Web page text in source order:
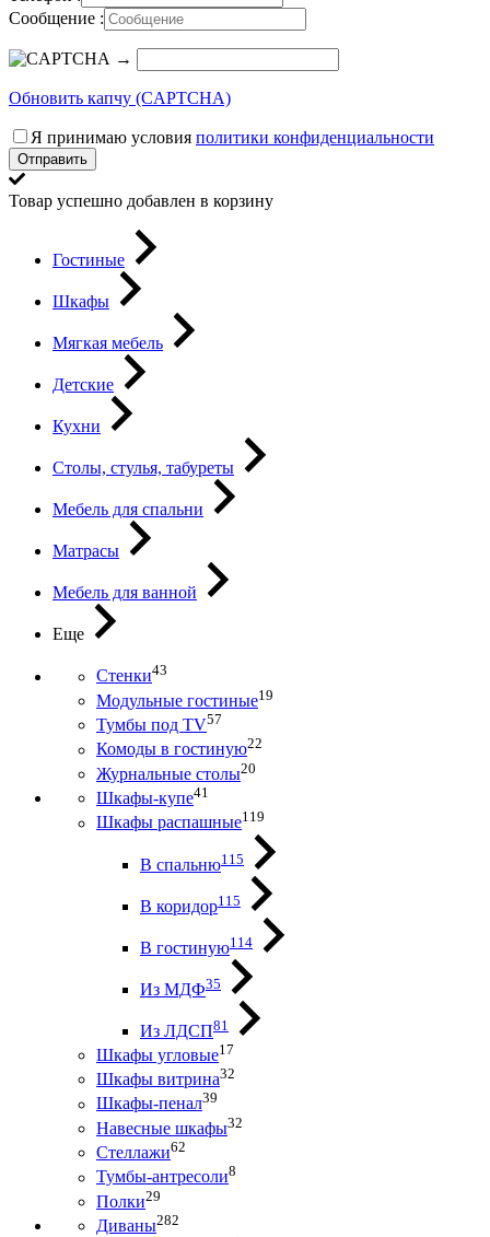
Сообщение :
→
Обновить капчу (CAPTCHA)
Я принимаю условия политики конфиденциальности
Отправить
Товар успешно добавлен в корзину
Гостиные
Шкафы
Мягкая мебель
Детские
Кухни
Столы, стулья, табуреты
Мебель для спальни
Матрасы
Мебель для ванной
Еще
Стенки43
Модульные гостиные19
Тумбы под ТV57
Комоды в гостиную22
Журнальные столы20
Шкафы-купе41
Шкафы распашные119
В спальню115
В коридор115
В гостиную114
Из МДФ35
Из ЛДСП81
Шкафы угловые17
Шкафы витрина32
Шкафы-пенал39
Навесные шкафы32
Стеллажи62
Тумбы-антресоли8
Полки29
Диваны282